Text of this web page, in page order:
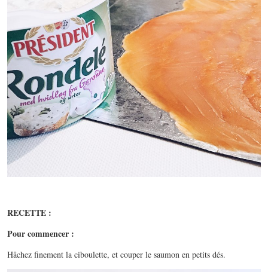
RECETTE :
Pour commencer :
Hâchez finement la ciboulette, et couper le saumon en petits dés.